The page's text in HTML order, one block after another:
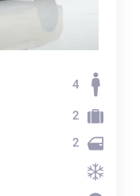
4
2
2